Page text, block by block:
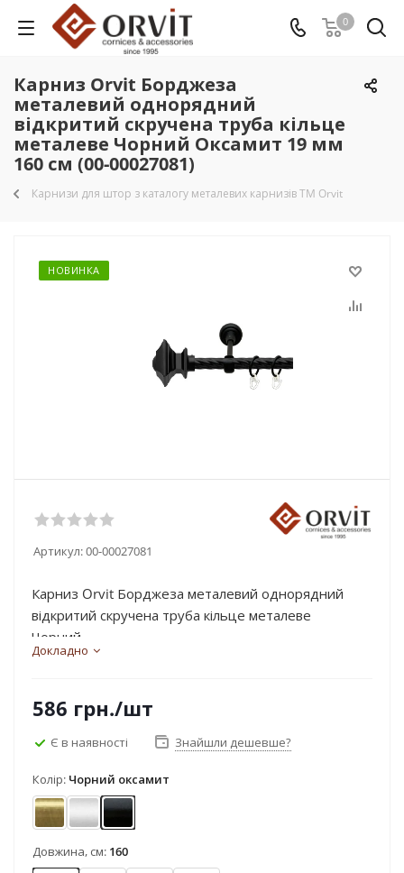
0
Карниз Orvit Борджеза
металевий однорядний
відкритий скручена труба кільце
металеве Чорний Оксамит 19 мм
160 см (00-00027081)
Карнизи для штор з каталогу металевих карнизів TM Orvit
НОВИНКА
Артикул:00-00027081
Карниз Orvit Борджеза металевий однорядний
відкритий скручена труба кільце металеве
Чорний...
Докладно
586 грн./шт
Є в наявності Знайшли дешевше?
Колір: Чорний оксамит
АнтикСатин Чорний оксамит
Довжина, см: 160